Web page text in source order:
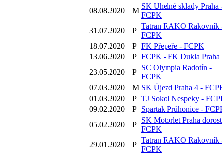
08.08.2020
M
SK Uhelné sklady Praha
FCPK
31.07.2020
P
Tatran RAKO Rakovník
FCPK
18.07.2020
P FK Přepeře - FCPK
13.06.2020
P FCPK - FK Dukla Praha
23.05.2020
P
SC Olympia Radotín -
FCPK
07.03.2020
M SK Újezd Praha 4 -
01.03.2020
P TJ Sokol Nespeky -
09.02.2020
P Spartak Průhonice -
05.02.2020
P
SK Motorlet Praha
FCPK
29.01.2020
P
Tatran RAKO Rakovník
FCPK